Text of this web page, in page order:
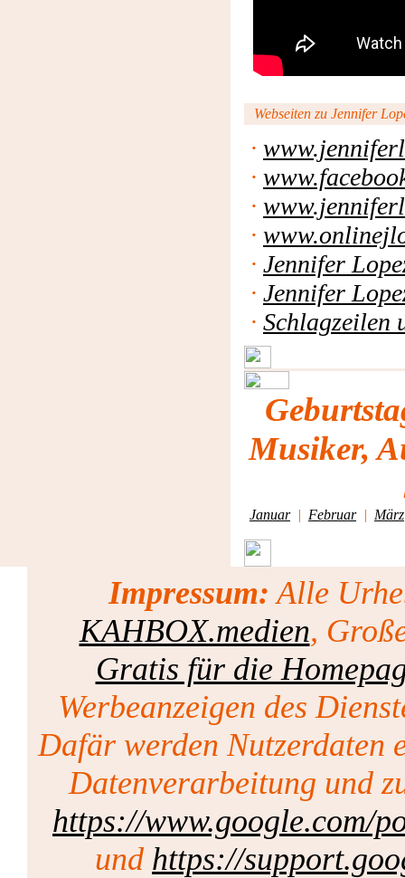
Webseiten zu Jennifer
·
·
·
·
· Jennifer
· Jennifer
· Schlagzeilen
Musiker,
Januar| Februar| März
Impressum: Alle
KAHBOX.medien,
Gratis für die
Werbeanzeigen des
Dafär werden Nutzerdaten
Datenverarbeitung und
https://www.google.com/
und https://